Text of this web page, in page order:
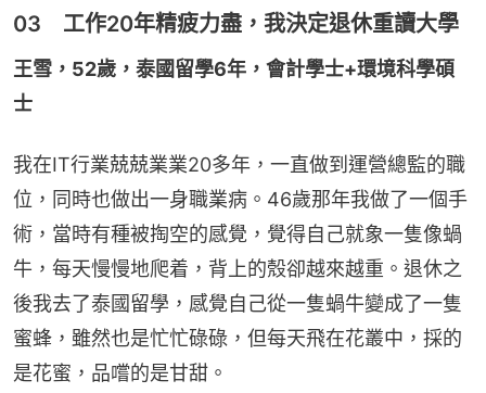
03 工作20年精疲力盡，我決定退休重讀大學
王雪，52歲，泰國留學6年，會計學士+環境科學碩
士
我在IT行業兢兢業業20多年，一直做到運營總監的職
位，同時也做出一身職業病。46歲那年我做了一個手
術，當時有種被掏空的感覺，覺得自己就象一隻像蝸
牛，每天慢慢地爬着，背上的殼卻越來越重。退休之
後我去了泰國留學，感覺自己從一隻蝸牛變成了一隻
蜜蜂，雖然也是忙忙碌碌，但每天飛在花叢中，採的
是花蜜，品嚐的是甘甜。